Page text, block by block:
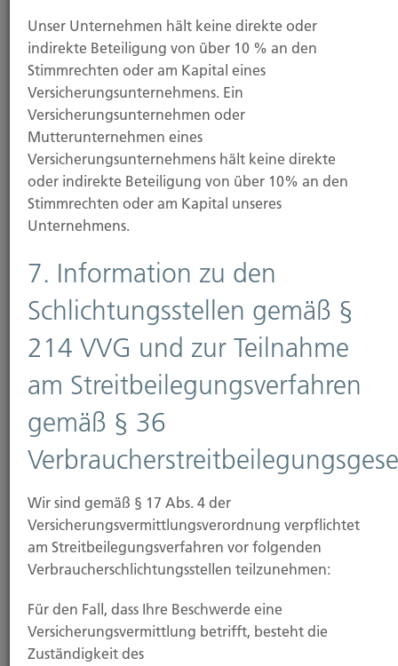
Unser Status
Die Unabhängigkeit unseres Unternehmens ist Ihr
Vorteil.
News
Lesen Sie hier immer die neuesten Meldungen aus der
Versicherungsbranche.
Unser Unternehmen hält keine direkte oder
indirekte Beteiligung von über 10 % an den
Stimmrechten oder am Kapital eines
Versicherungsunternehmens. Ein
Versicherungsunternehmen oder
Mutterunternehmen eines
Versicherungsunternehmens hält keine direkte
oder indirekte Beteiligung von über 10% an den
Stimmrechten oder am Kapital unseres
Unternehmens.
7. Information zu den
Schlichtungsstellen gemäß §
214 VVG und zur Teilnahme
am Streitbeilegungsverfahren
gemäß § 36
Wir sind gemäß § 17 Abs. 4 der
Versicherungsvermittlungsverordnung verpflichtet
am Streitbeilegungsverfahren vor folgenden
Verbraucherschlichtungsstellen teilzunehmen:
Für den Fall, dass Ihre Beschwerde eine
Versicherungsvermittlung betrifft, besteht die
Zuständigkeit des